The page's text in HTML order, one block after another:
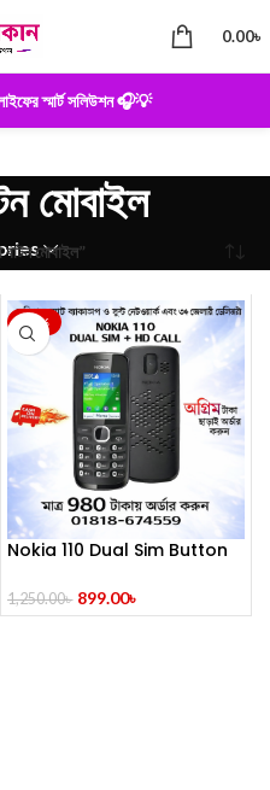
0.00৳
স্মার্ট সলিউশন 🎧💡
মোবাইল
মোবাইল”
-28%
Nokia 110 Dual Sim Button
1,250.00৳ 899.00৳